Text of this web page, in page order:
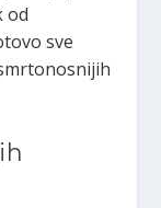
od
sve